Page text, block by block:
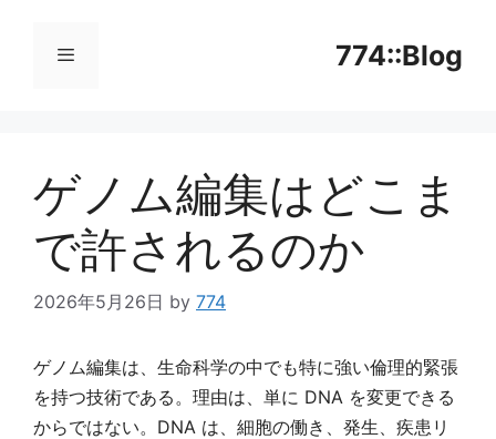
774::Blog
ニ
ュ
ゲノム編集はどこま
で許されるのか
2026年5月26日 by 774
ゲノム編集は、生命科学の中でも特に強い倫理的緊張
を持つ技術である。理由は、単に DNA を変更できる
からではない。DNA は、細胞の働き、発生、疾患リ